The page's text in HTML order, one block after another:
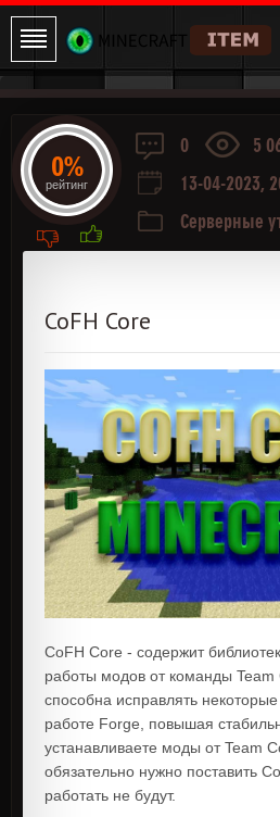
0
5
13-04-2023,
Серверные
CoFH Core
CoFH Core - содержит
работы модов от команды Team
способна исправлять
работе Forge, повышая
устанавливаете моды от Team
обязательно нужно поставить
работать не будут.
0%
рейтинг